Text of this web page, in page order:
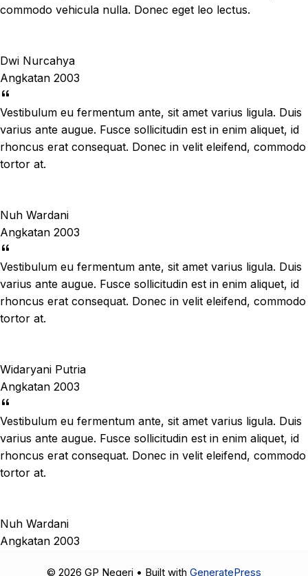
commodo vehicula nulla. Donec eget leo lectus.
Dwi Nurcahya
Angkatan 2003
Vestibulum eu fermentum ante, sit amet varius ligula. Duis
varius ante augue. Fusce sollicitudin est in enim aliquet, id
rhoncus erat consequat. Donec in velit eleifend, commodo
tortor at.
Nuh Wardani
Angkatan 2003
Vestibulum eu fermentum ante, sit amet varius ligula. Duis
varius ante augue. Fusce sollicitudin est in enim aliquet, id
rhoncus erat consequat. Donec in velit eleifend, commodo
tortor at.
Widaryani Putria
Angkatan 2003
Vestibulum eu fermentum ante, sit amet varius ligula. Duis
varius ante augue. Fusce sollicitudin est in enim aliquet, id
rhoncus erat consequat. Donec in velit eleifend, commodo
tortor at.
Nuh Wardani
Angkatan 2003
© 2026 GP Negeri • Built with GeneratePress